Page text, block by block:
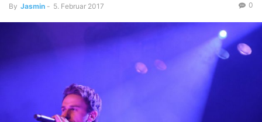
By Jasmin - 5. Februar 2017 0